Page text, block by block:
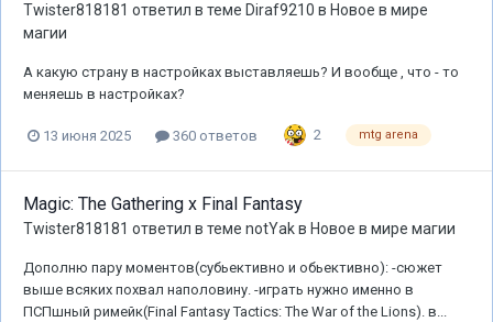
Twister818181 ответил в теме Diraf9210 в Новое в мире
магии
А какую страну в настройках выставляешь? И вообще , что - то
меняешь в настройках?
13 июня 2025 360 ответов 2 mtg arena
Magic: The Gathering x Final Fantasy
Twister818181 ответил в теме notYakв Новое в мире магии
Дополню пару моментов(субьективно и обьективно): -сюжет
выше всяких похвал наполовину. -играть нужно именно в
ПСПшный римейк(Final Fantasy Tactics: The War of the Lions). в...